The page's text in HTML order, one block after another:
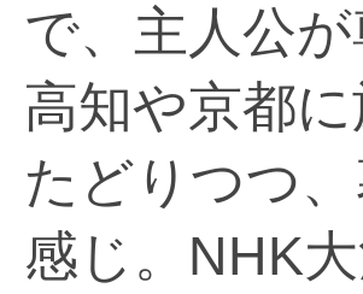
で、主人公
高知や京都
たどりつつ
感じ。NHK